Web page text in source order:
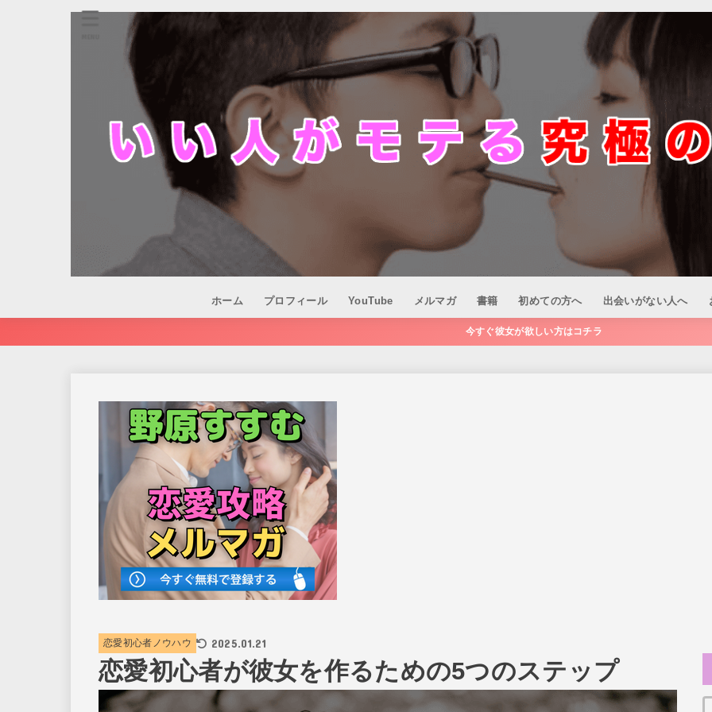
ホーム プロフィール YouTube メルマガ 書籍 初めての方へ 出会いがない人へ
今すぐ彼女が欲しい方はコチラ
恋愛初心者ノウハウ 2025.01.21
恋愛初心者が彼女を作るための5つのステップ